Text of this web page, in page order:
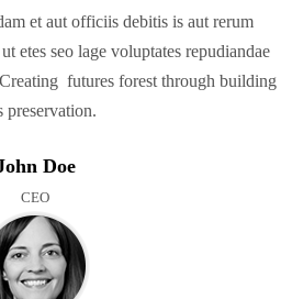
et aut officiis debitis is aut rerum
etes seo lage voluptates repudiandae
futures forest through building
preservation.
Doe
CEO